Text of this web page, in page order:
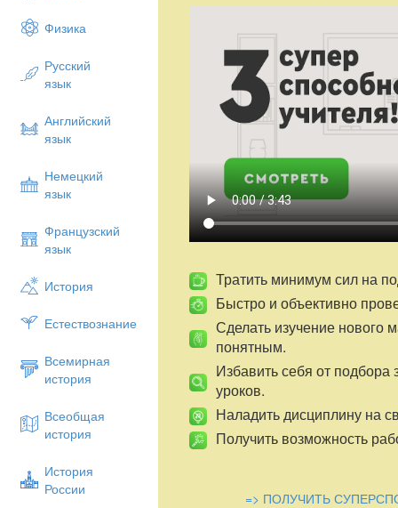
Физика
Русский
язык
Английский
язык
Немецкий
язык
Французский
язык
История
Естествознание
Всемирная
история
Всеобщая
история
История
России
Тратить минимум сил на
Быстро и объективно
Сделать изучение нового
понятным.
Избавить себя от подбора
уроков.
Наладить дисциплину на
Получить возможность
=> ПОЛУЧИТЬ